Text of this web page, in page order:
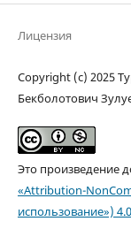
Лицензия
Copyright (c) 2025
Бекболотович
Это произведение
«Attribution-
использование»)